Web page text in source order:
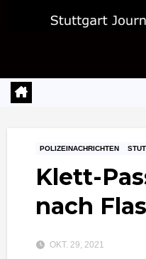
POLIZEINACHRICHTEN
Klett-
nach
OKT. 29, 2021